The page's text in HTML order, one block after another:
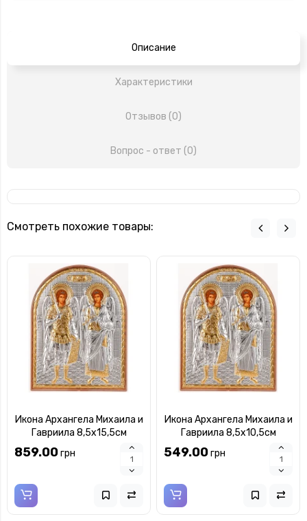
Описание
Характеристики
Отзывов (0)
Вопрос - ответ (0)
Смотреть похожие товары:
Икона Архангела Михаила и
Гавриила 8,5х15,5см
арочной формы на
пластиковом киоте
859.00грн
Икона Архангела Михаила и
Гавриила 8,5х10,5см
арочной формы на
пластиковом киоте
549.00грн